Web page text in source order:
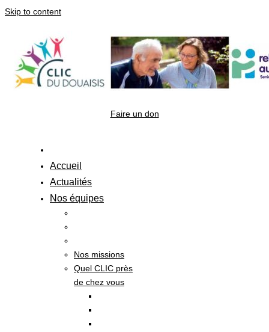
Skip to content
Faire un don
Accueil
Actualités
Nos équipes
Nos missions
Quel CLIC près
de chez vous